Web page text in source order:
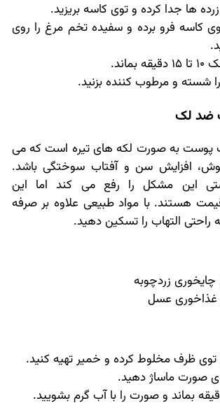
ها جدا کرده و توی کاسه بریزید.
کاسه فرو برده و سفیده تخم مرغ را روی
شسته و مرطوب کننده بزنید.
پوست به صورت لکه های تیره است که می
افزایش سن و آفتاب سوختگی باشد.
این مشکل را رفع می کند اما این
هستند. با مواد طبیعی علاوه بر صرفه
راحتی التهاب را تسکین دهید.
زردچوبه
توی ظرف مخلوط کرده و خمیر تهیه کنید.
صورت ماساژ دهید.